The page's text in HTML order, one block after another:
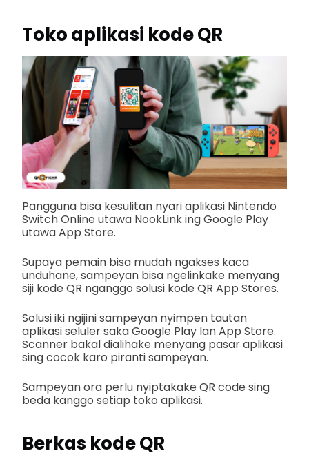
Toko aplikasi kode QR
Pangguna bisa kesulitan nyari aplikasi Nintendo
Switch Online utawa NookLink ing Google Play
utawa App Store.
Supaya pemain bisa mudah ngakses kaca
unduhane, sampeyan bisa ngelinkake menyang
siji kode QR nganggo solusi kode QR App Stores.
Solusi iki ngijini sampeyan nyimpen tautan
aplikasi seluler saka Google Play lan App Store.
Scanner bakal dialihake menyang pasar aplikasi
sing cocok karo piranti sampeyan.
Sampeyan ora perlu nyiptakake QR code sing
beda kanggo setiap toko aplikasi.
Berkas kode QR